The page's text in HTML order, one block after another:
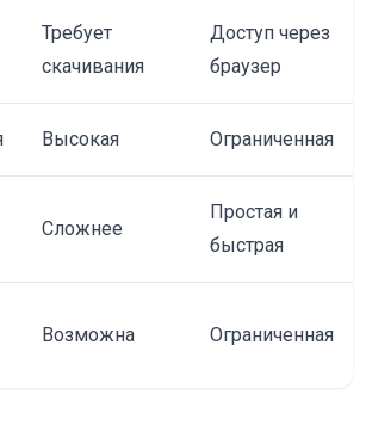
Требует
скачивания
Доступ через
браузер
Высокая Ограниченная
Сложнее
Простая и
быстрая
Возможна Ограниченная